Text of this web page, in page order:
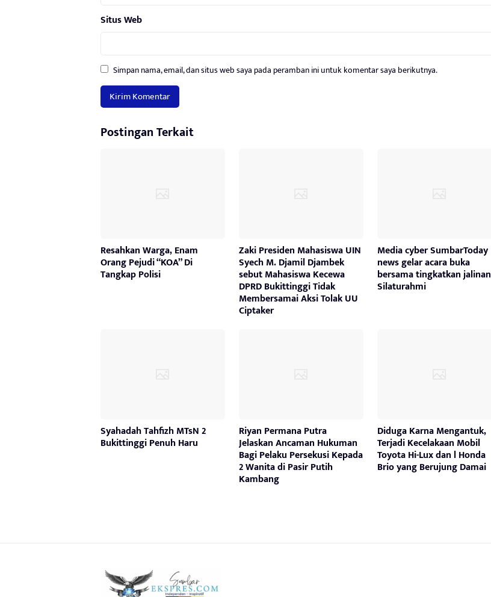
Situs Web
Simpan nama, email, dan situs web saya pada peramban ini untuk komentar saya berikutnya.
Postingan Terkait
Resahkan Warga, Enam
Orang Pejudi “KOA” Di
Tangkap Polisi
Zaki Presiden Mahasiswa UIN
Syech M. Djamil Djambek
sebut Mahasiswa Kecewa
DPRD Bukittinggi Tidak
Membersamai Aksi Tolak UU
Ciptaker
Media cyber SumbarToday
news gelar acara buka
bersama tingkatkan jalinan
Silaturahmi
Syahadah Tahfizh MTsN 2
Bukittinggi Penuh Haru
Riyan Permana Putra
Jelaskan Ancaman Hukuman
Bagi Pelaku Persekusi Kepada
2 Wanita di Pasir Putih
Kambang
Diduga Karna Mengantuk,
Terjadi Kecelakaan Mobil
Toyota Hi-Lux dan l Honda
Brio yang Berujung Damai